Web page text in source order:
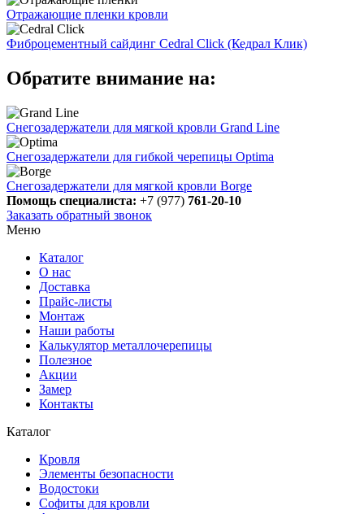
Отражающие пленки кровли
Фиброцементный сайдинг Cedral Click (Кедрал Клик)
Обратите внимание на:
Снегозадержатели для мягкой кровли Grand Line
Снегозадержатели для гибкой черепицы Optima
Снегозадержатели для мягкой кровли Borge
Помощь специалиста: +7 (977) 761-20-10
Заказать обратный звонок
Меню
Каталог
О нас
Доставка
Прайс-листы
Монтаж
Наши работы
Калькулятор металлочерепицы
Полезное
Акции
Замер
Контакты
Каталог
Кровля
Элементы безопасности
Водостоки
Софиты для кровли